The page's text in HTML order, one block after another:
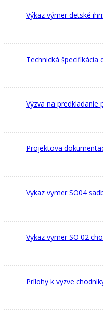
Výkaz výmer detské
Technická špecifikácia
Výzva na predkladanie
Projektova
Vykaz vymer SO04
Vykaz vymer SO 02
Prílohy k vyzve